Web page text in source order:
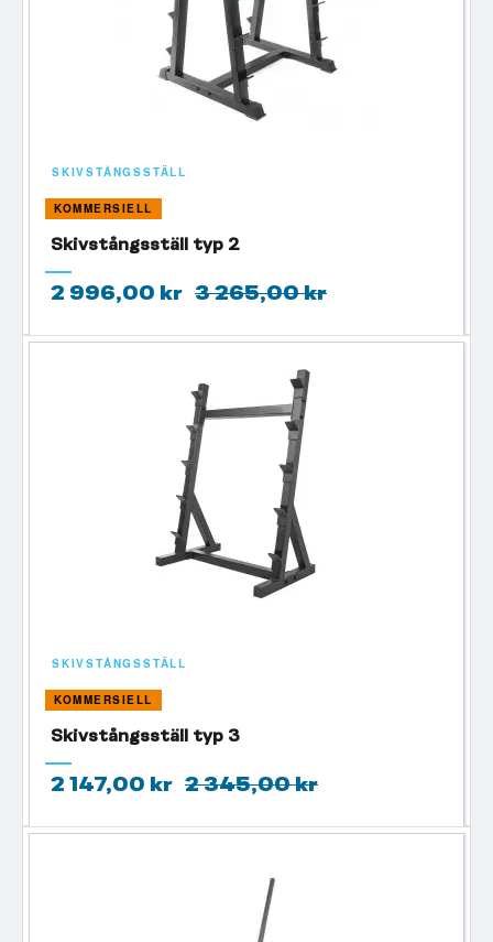
SKIVSTÅNGSSTÄLL
KOMMERSIELL
Skivstångsställ typ 2
2 996,00 kr 3 265,00 kr
SKIVSTÅNGSSTÄLL
KOMMERSIELL
Skivstångsställ typ 3
2 147,00 kr 2 345,00 kr